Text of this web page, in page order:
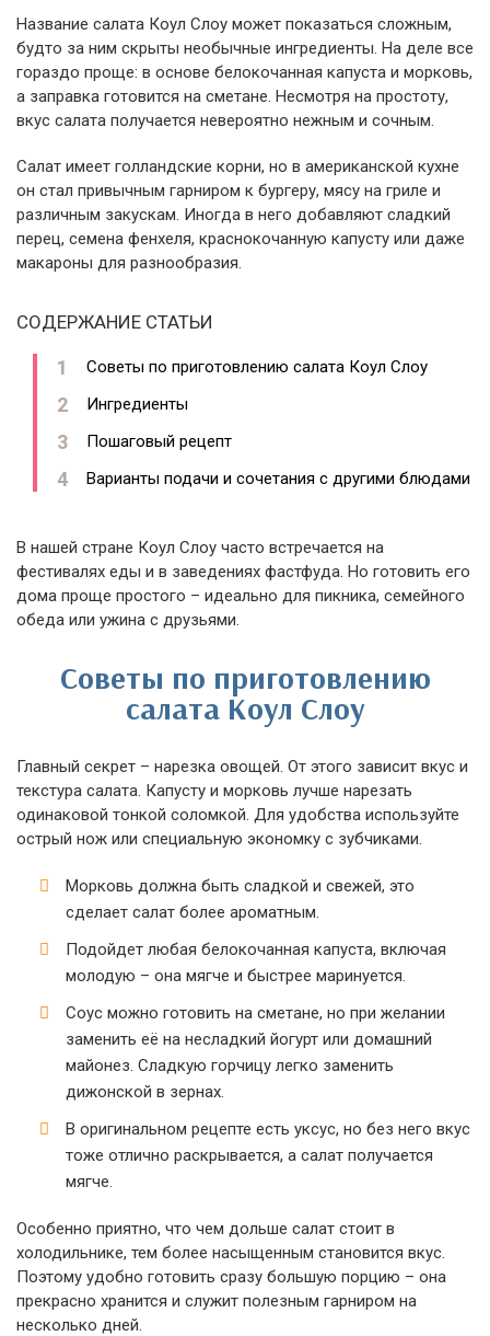
Название салата Коул Слоу может показаться сложным,
будто за ним скрыты необычные ингредиенты. На деле все
гораздо проще: в основе белокочанная капуста и морковь,
а заправка готовится на сметане. Несмотря на простоту,
вкус салата получается невероятно нежным и сочным.
Салат имеет голландские корни, но в американской кухне
он стал привычным гарниром к бургеру, мясу на гриле и
различным закускам. Иногда в него добавляют сладкий
перец, семена фенхеля, краснокочанную капусту или даже
макароны для разнообразия.
СОДЕРЖАНИЕ СТАТЬИ
Советы по приготовлению салата Коул Слоу
Ингредиенты
Пошаговый рецепт
Варианты подачи и сочетания с другими блюдами
В нашей стране Коул Слоу часто встречается на
фестивалях еды и в заведениях фастфуда. Но готовить его
дома проще простого – идеально для пикника, семейного
обеда или ужина с друзьями.
Советы по приготовлению
салата Коул Слоу
Главный секрет – нарезка овощей. От этого зависит вкус и
текстура салата. Капусту и морковь лучше нарезать
одинаковой тонкой соломкой. Для удобства используйте
острый нож или специальную экономку с зубчиками.
Морковь должна быть сладкой и свежей, это
сделает салат более ароматным.
Подойдет любая белокочанная капуста, включая
молодую – она мягче и быстрее маринуется.
Соус можно готовить на сметане, но при желании
заменить её на несладкий йогурт или домашний
майонез. Сладкую горчицу легко заменить
дижонской в зернах.
В оригинальном рецепте есть уксус, но без него вкус
тоже отлично раскрывается, а салат получается
мягче.
Особенно приятно, что чем дольше салат стоит в
холодильнике, тем более насыщенным становится вкус.
Поэтому удобно готовить сразу большую порцию – она
прекрасно хранится и служит полезным гарниром на
несколько дней.